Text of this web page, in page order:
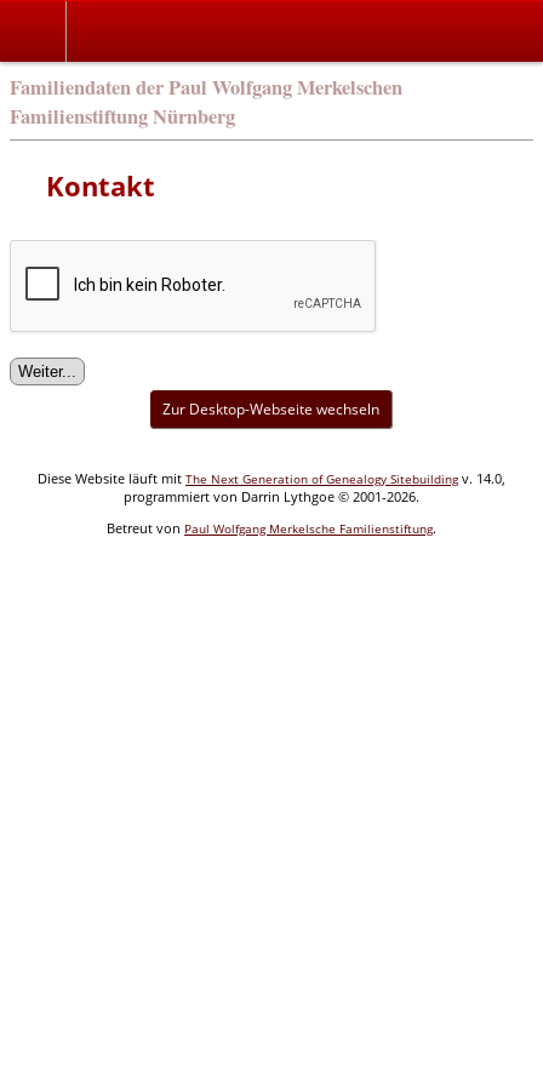
Familiendaten der Paul Wolfgang Merkelschen
Familienstiftung Nürnberg
Kontakt
Zur Desktop-Webseite wechseln
Diese Website läuft mit The Next Generation of Genealogy Sitebuildingv. 14.0,
programmiert von Darrin Lythgoe © 2001-2026.
Betreut von Paul Wolfgang Merkelsche Familienstiftung.